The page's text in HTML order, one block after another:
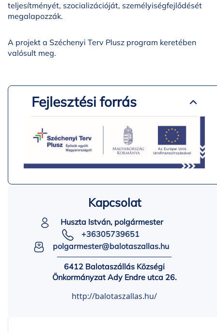
teljesítményét, szocializációját, személyiségfejlődését
megalapozzák.
A projekt a Széchenyi Terv Plusz program keretében
valósult meg.
Fejlesztési forrás
Kapcsolat
Huszta István, polgármester
+36305739651
polgarmester@balotaszallas.hu
6412 Balotaszállás Községi
Önkormányzat Ady Endre utca 26.
http://balotaszallas.hu/